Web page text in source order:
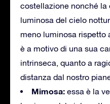
costellazione nonché
luminosa del cielo
meno luminosa rispetto
è a motivo di una sua
intrinseca, quanto a
distanza dal nostro
Mimosa: essa è la